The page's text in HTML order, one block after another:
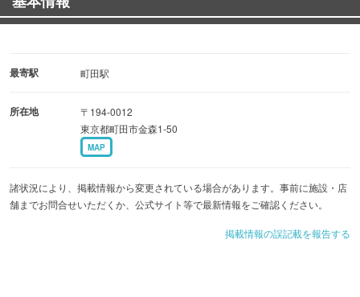
最寄駅 町田駅
所在地
〒194-0012
東京都町田市金森1-50
MAP
諸状況により、掲載情報から変更されている場合があります。事前に施設・店
舗までお問合せいただくか、公式サイト等で最新情報をご確認ください。
掲載情報の誤記載を報告する